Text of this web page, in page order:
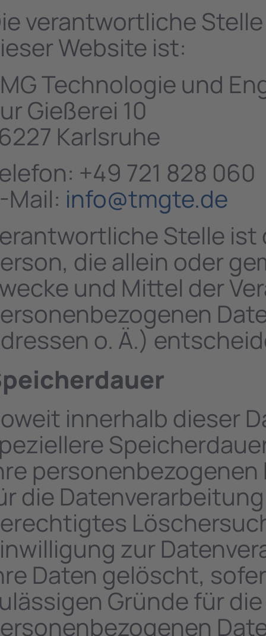
verantwortliche
Website ist:
Technologie und
Gießerei 10
Karlsruhe
+49 721 828 060
Mail: info@tmgte.de
Stelle
die allein oder
und Mittel der
o. Ä.)
innerhalb dieser
personenbezogenen
die
zur
Daten gelöscht,
Gründe für